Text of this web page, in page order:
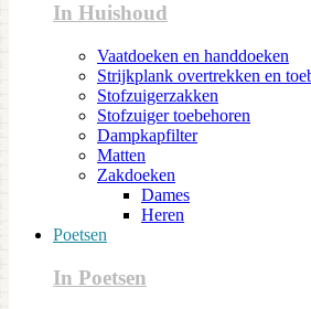
In Huishoud
Vaatdoeken en handdoeken
Strijkplank overtrekken en
Stofzuigerzakken
Stofzuiger toebehoren
Dampkapfilter
Matten
Zakdoeken
Dames
Heren
Poetsen
In Poetsen